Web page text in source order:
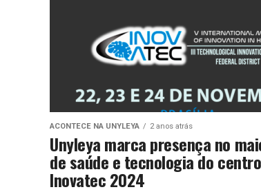
ACONTECE NA UNYLEYA 2 anos atrás
Unyleya marca presença no
de saúde e tecnologia do
Inovatec 2024